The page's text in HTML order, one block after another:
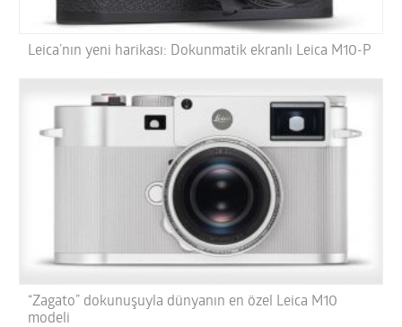
Leica’nın yeni harikası: Dokunmatik ekranlı Leica M10-P
“Zagato” dokunuşuyla dünyanın en özel Leica M10
modeli